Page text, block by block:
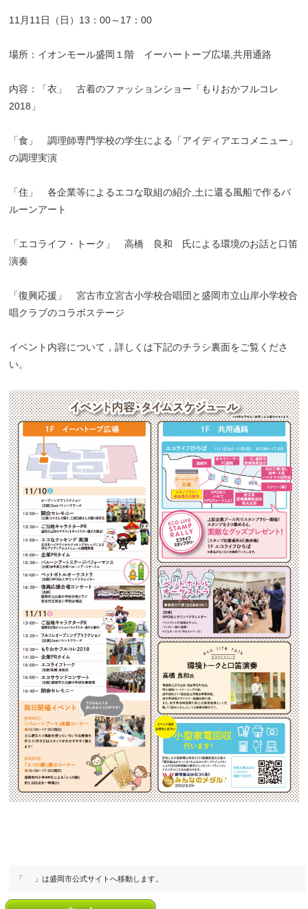
11月11日（日）13：00～17：00
場所：イオンモール盛岡１階 イーハートーブ広場,共用通路
内容：「衣」 古着のファッションショー「もりおかフルコレ
2018」
「食」 調理師専門学校の学生による「アイディアエコメニュー」
の調理実演
「住」 各企業等によるエコな取組の紹介,土に還る風船で作るバ
ルーンアート
「エコライフ・トーク」 高橋 良和 氏による環境のお話と口笛
演奏
「復興応援」 宮古市立宮古小学校合唱団と盛岡市立山岸小学校合
唱クラブのコラボステージ
イベント内容について，詳しくは下記のチラシ裏面をご覧くださ
い。
「 」は盛岡市公式サイトへ移動します。